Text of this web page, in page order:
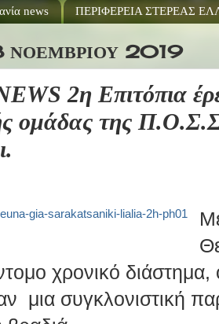
news ΠΕΡΙΦΕΡΕΙΑ ΣΤΕΡΕΑΣ
ΝΟΕΜΒΡΊΟΥ 2019
2η Επιτόπια
ομάδας της
χρονικό διάστημα,
μια συγκλονιστική